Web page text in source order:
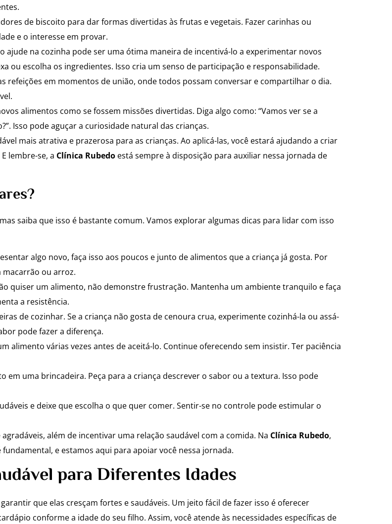
de biscoito para dar formas divertidas às frutas e vegetais. Fazer carinhas ou
e o interesse em provar.
ajude na cozinha pode ser uma ótima maneira de incentivá-lo a experimentar novos
ou escolha os ingredientes. Isso cria um senso de participação e responsabilidade.
refeições em momentos de união, onde todos possam conversar e compartilhar o dia.
alimentos como se fossem missões divertidas. Diga algo como: “Vamos ver se a
Isso pode aguçar a curiosidade natural das crianças.
mais atrativa e prazerosa para as crianças. Ao aplicá-las, você estará ajudando a criar
lembre-se, a Clínica Rubedo está sempre à disposição para auxiliar nessa jornada de
saiba que isso é bastante comum. Vamos explorar algumas dicas para lidar com isso
algo novo, faça isso aos poucos e junto de alimentos que a criança já gosta. Por
macarrão ou arroz.
quiser um alimento, não demonstre frustração. Mantenha um ambiente tranquilo e faça
a resistência.
de cozinhar. Se a criança não gosta de cenoura crua, experimente cozinhá-la ou assá-
pode fazer a diferença.
alimento várias vezes antes de aceitá-lo. Continue oferecendo sem insistir. Ter paciência
em uma brincadeira. Peça para a criança descrever o sabor ou a textura. Isso pode
e deixe que escolha o que quer comer. Sentir-se no controle pode estimular o
além de incentivar uma relação saudável com a comida. Na Clínica Rubedo,
e estamos aqui para apoiar você nessa jornada.
para Diferentes Idades
que elas cresçam fortes e saudáveis. Um jeito fácil de fazer isso é oferecer
conforme a idade do seu filho. Assim, você atende às necessidades específicas de